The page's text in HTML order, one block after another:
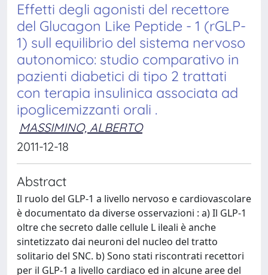
Effetti degli agonisti del recettore
del Glucagon Like Peptide - 1 (rGLP-
1) sull equilibrio del sistema nervoso
autonomico: studio comparativo in
pazienti diabetici di tipo 2 trattati
con terapia insulinica associata ad
ipoglicemizzanti orali .
MASSIMINO, ALBERTO
2011-12-18
Abstract
Il ruolo del GLP-1 a livello nervoso e cardiovascolare
è documentato da diverse osservazioni : a) Il GLP-1
oltre che secreto dalle cellule L ileali è anche
sintetizzato dai neuroni del nucleo del tratto
solitario del SNC. b) Sono stati riscontrati recettori
per il GLP-1 a livello cardiaco ed in alcune aree del